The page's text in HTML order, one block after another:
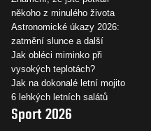
někoho z minulého života
Astronomické úkazy 2026:
zatmění slunce a další
Jak obléci miminko při
vysokých teplotách?
Jak na dokonalé letní mojito
6 lehkých letních salátů
Sport 2026